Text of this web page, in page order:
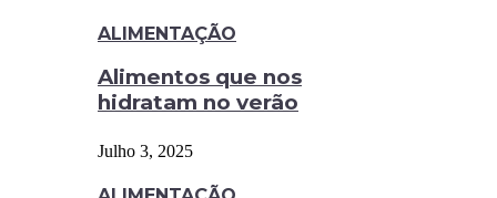
ALIMENTAÇÃO
Alimentos que nos
hidratam no verão
Julho 3, 2025